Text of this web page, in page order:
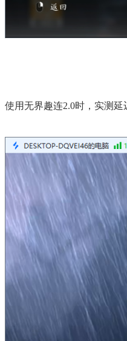
使用无界趣连2.0时，实测